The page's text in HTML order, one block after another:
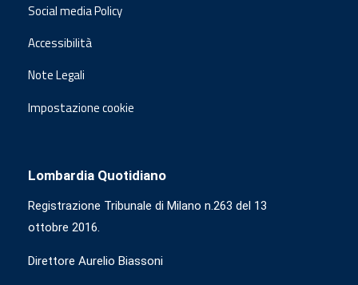
Social media Policy
Accessibilità
Note Legali
Impostazione cookie
Lombardia Quotidiano
Registrazione Tribunale di Milano n.263 del 13
ottobre 2016.
Direttore Aurelio Biassoni